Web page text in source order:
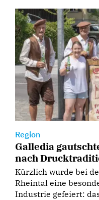
Region
Galledia
nach
Kürzlich wurde bei
Rheintal eine
Industrie gefeiert: